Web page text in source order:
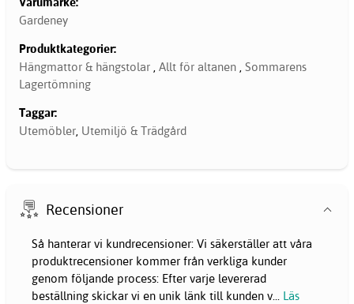
Gardeney
Produktkategorier:
Hängmattor & hängstolar , Allt för altanen , Sommarens
Lagertömning
Taggar:
Utemöbler, Utemiljö & Trädgård
Recensioner
Så hanterar vi kundrecensioner: Vi säkerställer att våra
produktrecensioner kommer från verkliga kunder
genom följande process: Efter varje levererad
beställning skickar vi en unik länk till kunden v... Läs